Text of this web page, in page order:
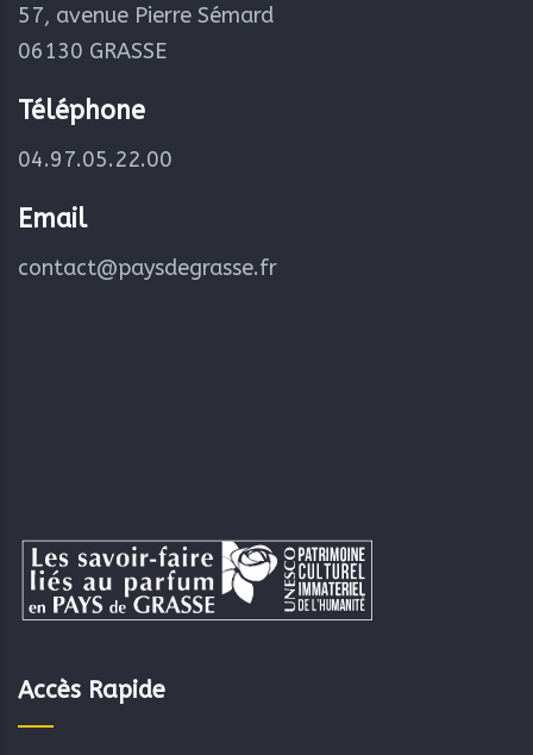
57, avenue Pierre Sémard
06130 GRASSE
Téléphone
04.97.05.22.00
Email
contact@paysdegrasse.fr
Accès Rapide